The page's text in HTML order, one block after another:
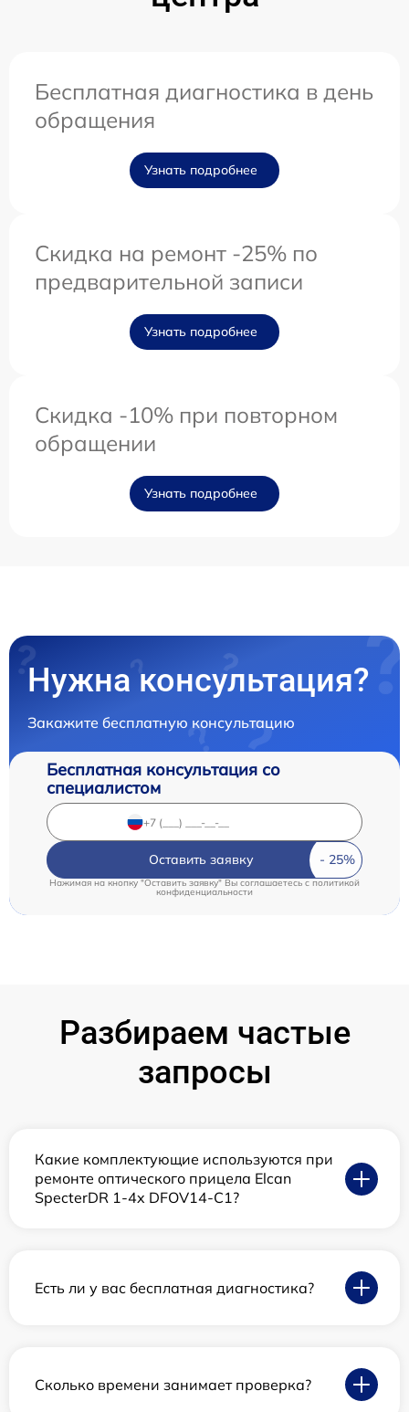
Бесплатная диагностика в день
обращения
Узнать подробнее
Скидка на ремонт -25% по
предварительной записи
Узнать подробнее
Скидка -10% при повторном
обращении
Узнать подробнее
Нужна консультация?
Закажите бесплатную консультацию
Бесплатная консультация со
специалистом
Оставить заявку
Нажимая на кнопку "Оставить заявку" Вы соглашаетесь c политикой
конфиденциальности
Разбираем частые
запросы
Какие комплектующие используются при
ремонте оптического прицела Elcan
SpecterDR 1-4x DFOV14-C1?
Есть ли у вас бесплатная диагностика?
Сколько времени занимает проверка?